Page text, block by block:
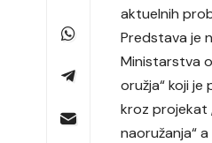
aktuelnih
Predstava je
Ministarstva
oružja“ koji je
kroz projekat
naoružanja“